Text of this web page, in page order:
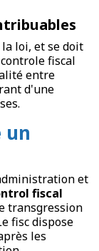
loi, et se doit
fiscal
entre
d'une
un
et
fiscal
transgression
fisc dispose
les